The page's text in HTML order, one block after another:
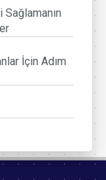
İçin Adım